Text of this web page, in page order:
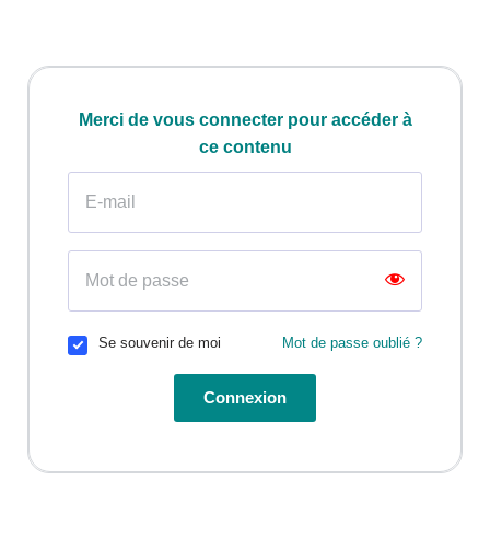
Merci de vous connecter pour accéder à
ce contenu
Se souvenir de moi Mot de passe oublié ?
Connexion